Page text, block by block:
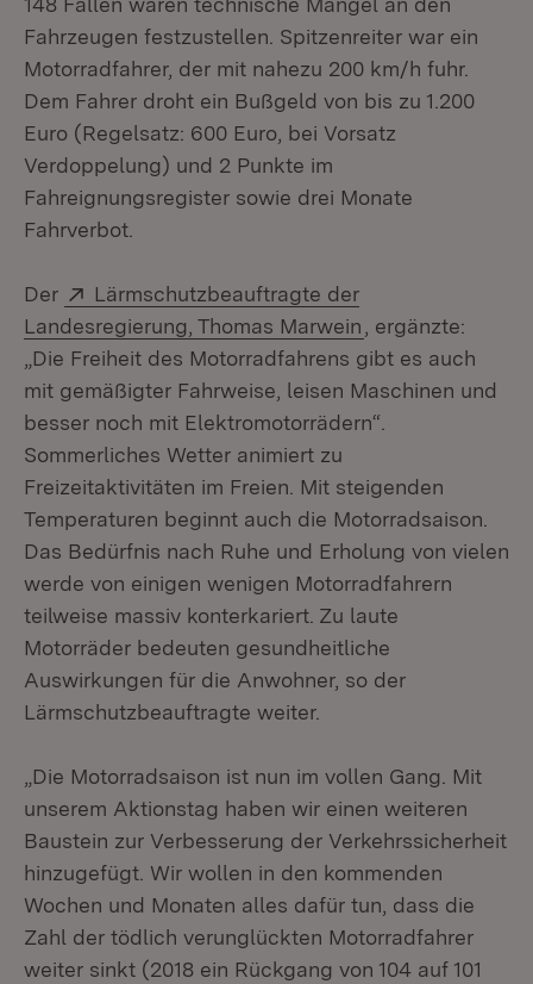
Fahrzeugen festzustellen. Spitzenreiter war ein
Motorradfahrer, der mit nahezu 200 km/h fuhr.
Dem Fahrer droht ein Bußgeld von bis zu 1.200
Euro (Regelsatz: 600 Euro, bei Vorsatz
Verdoppelung) und 2 Punkte im
Fahreignungsregister sowie drei Monate
Fahrverbot.
Der Extern:
Lärmschutzbeauftragte der
Landesregierung, Thomas Marwein (Öffnet in
, ergänzte:
„Die Freiheit des Motorradfahrens gibt es auch
mit gemäßigter Fahrweise, leisen Maschinen und
besser noch mit Elektromotorrädern“.
Sommerliches Wetter animiert zu
Freizeitaktivitäten im Freien. Mit steigenden
Temperaturen beginnt auch die Motorradsaison.
Das Bedürfnis nach Ruhe und Erholung von vielen
werde von einigen wenigen Motorradfahrern
teilweise massiv konterkariert. Zu laute
Motorräder bedeuten gesundheitliche
Auswirkungen für die Anwohner, so der
Lärmschutzbeauftragte weiter.
„Die Motorradsaison ist nun im vollen Gang. Mit
unserem Aktionstag haben wir einen weiteren
Baustein zur Verbesserung der Verkehrssicherheit
hinzugefügt. Wir wollen in den kommenden
Wochen und Monaten alles dafür tun, dass die
Zahl der tödlich verunglückten Motorradfahrer
weiter sinkt (2018 ein Rückgang von 104 auf 101